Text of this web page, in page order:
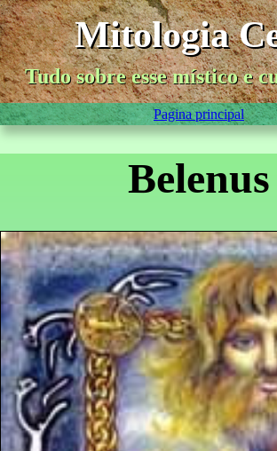
Mitologia
Tudo sobre esse místico e
Pagina principal
Belenus